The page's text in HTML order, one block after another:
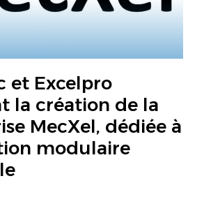
et Excelpro
la création de la
MecXel, dédiée à
modulaire